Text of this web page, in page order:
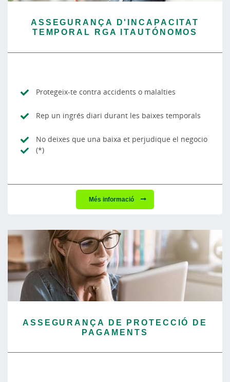
ASSEGURANÇA D'INCAPACITAT
TEMPORAL RGA ITAUTÓNOMOS
Protegeix-te contra accidents o malalties
Rep un ingrés diari durant les baixes temporals
No deixes que una baixa et perjudique el negocio
(*)
Més informació
ASSEGURANÇA DE PROTECCIÓ DE
PAGAMENTS